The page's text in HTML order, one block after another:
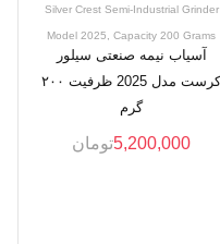
Silver Crest Semi-Industrial Grinder
Model 2025, Capacity 200 Grams
آسیاب نیمه صنعتی سیلور
کرست مدل 2025 ظرفیت ۲۰۰
گرم
5,200,000تومان